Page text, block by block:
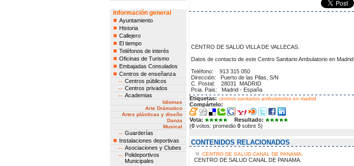
Información general
Ayuntamiento
Historia
Callejero
El tiempo
Teléfonos de interés
Oficinas de Turismo
Embajadas Consulados
Centros de enseñanza
Centros públicos
Centros privados
Academias
Idiomas
Arte Drámatico
Artes plásticas y diseño
Danza
Musical
Guarderías
Instalaciones deportivas
Asociaciones y Clubes
Polideportivos
Municipales
CENTRO DE SALUD VILLA DE VALLECAS.
Datos de contacto de este Centro Sanitario Ambulatorio en Madrid.
Teléfono: 913 315 050
Dirección: Puerto de las Pilas, S/N
C. Postal: 28031 MADRID
Pcia. Pais: Madrid - España
Etiquetas: centros sanitarios ambulatorios en madrid
Compártelo:
Vota:
Resultado:
(0votos: promedio 0sobre 5)
CONTENIDOS RELACIONADOS
CENTRO DE SALUD CANAL DE PANAMA.
CENTRO DE SALUD CANAL DE PANAMA.